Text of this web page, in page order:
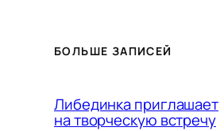
БОЛЬШЕ ЗАПИСЕЙ
Либединка приглашает
на творческую встречу